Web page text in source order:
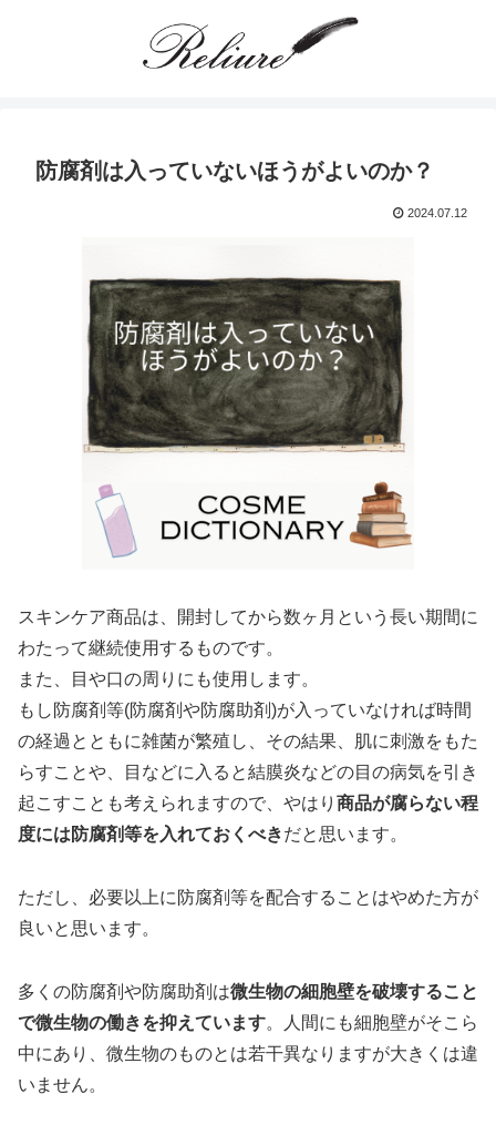
防腐剤は入っていないほうがよいのか？
2024.07.12
スキンケア商品は、開封してから数ヶ月という長い期間に
わたって継続使用するものです。
また、目や口の周りにも使用します。
もし防腐剤等(防腐剤や防腐助剤)が入っていなければ時間
の経過とともに雑菌が繁殖し、その結果、肌に刺激をもた
らすことや、目などに入ると結膜炎などの目の病気を引き
起こすことも考えられますので、やはり 商品が腐らない程
度には防腐剤等を入れておくべきだと思います。
ただし、必要以上に防腐剤等を配合することはやめた方が
良いと思います。
多くの防腐剤や防腐助剤は微生物の細胞壁を破壊すること
で微生物の働きを抑えています。人間にも細胞壁がそこら
中にあり、微生物のものとは若干異なりますが大きくは違
いません。